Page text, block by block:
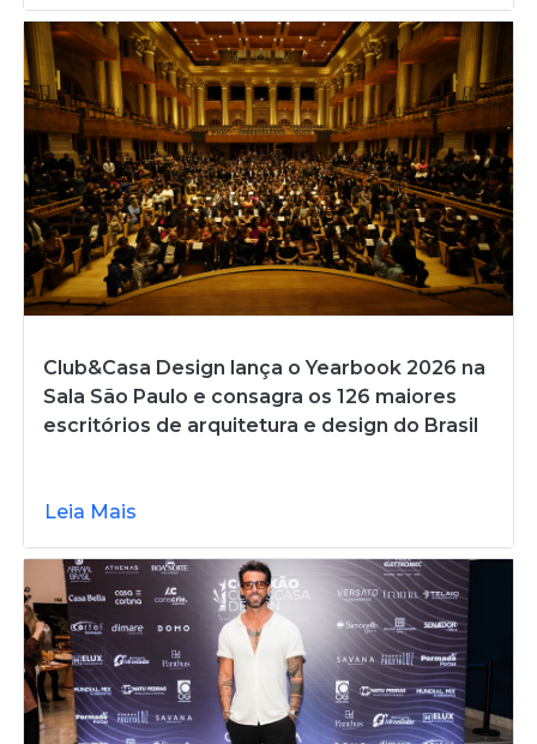
Club&Casa Design lança o Yearbook 2026 na
Sala São Paulo e consagra os 126 maiores
escritórios de arquitetura e design do Brasil
Leia Mais